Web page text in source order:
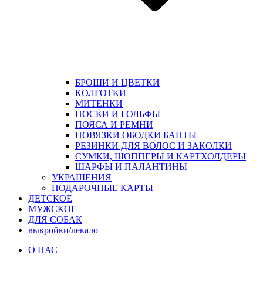
БРОШИ И ЦВЕТКИ
КОЛГОТКИ
МИТЕНКИ
НОСКИ И ГОЛЬФЫ
ПОЯСА И РЕМНИ
ПОВЯЗКИ ОБОДКИ БАНТЫ
РЕЗИНКИ ДЛЯ ВОЛОС И ЗАКОЛКИ
СУМКИ, ШОППЕРЫ И КАРТХОЛДЕРЫ
ШАРФЫ И ПАЛАНТИНЫ
УКРАШЕНИЯ
ПОДАРОЧНЫЕ КАРТЫ
ДЕТСКОЕ
МУЖСКОЕ
ДЛЯ СОБАК
выкройки/лекало
О НАС